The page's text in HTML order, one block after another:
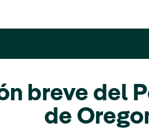
breve del
de